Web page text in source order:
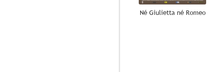
Né Giulietta né Romeo